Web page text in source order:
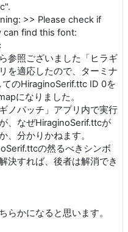
>> Please check if
can find this font:
参照ございました「ヒラギ
を適応したので、ターミナ
のHiraginoSerif.ttc ID 0を
になりました。
ノパッチ」アプリ内で実行
、なぜHiraginoSerif.ttcが
、分かりかねます。
の然るべきシンボ
決すれば、後者は解消でき
らかになると思います。